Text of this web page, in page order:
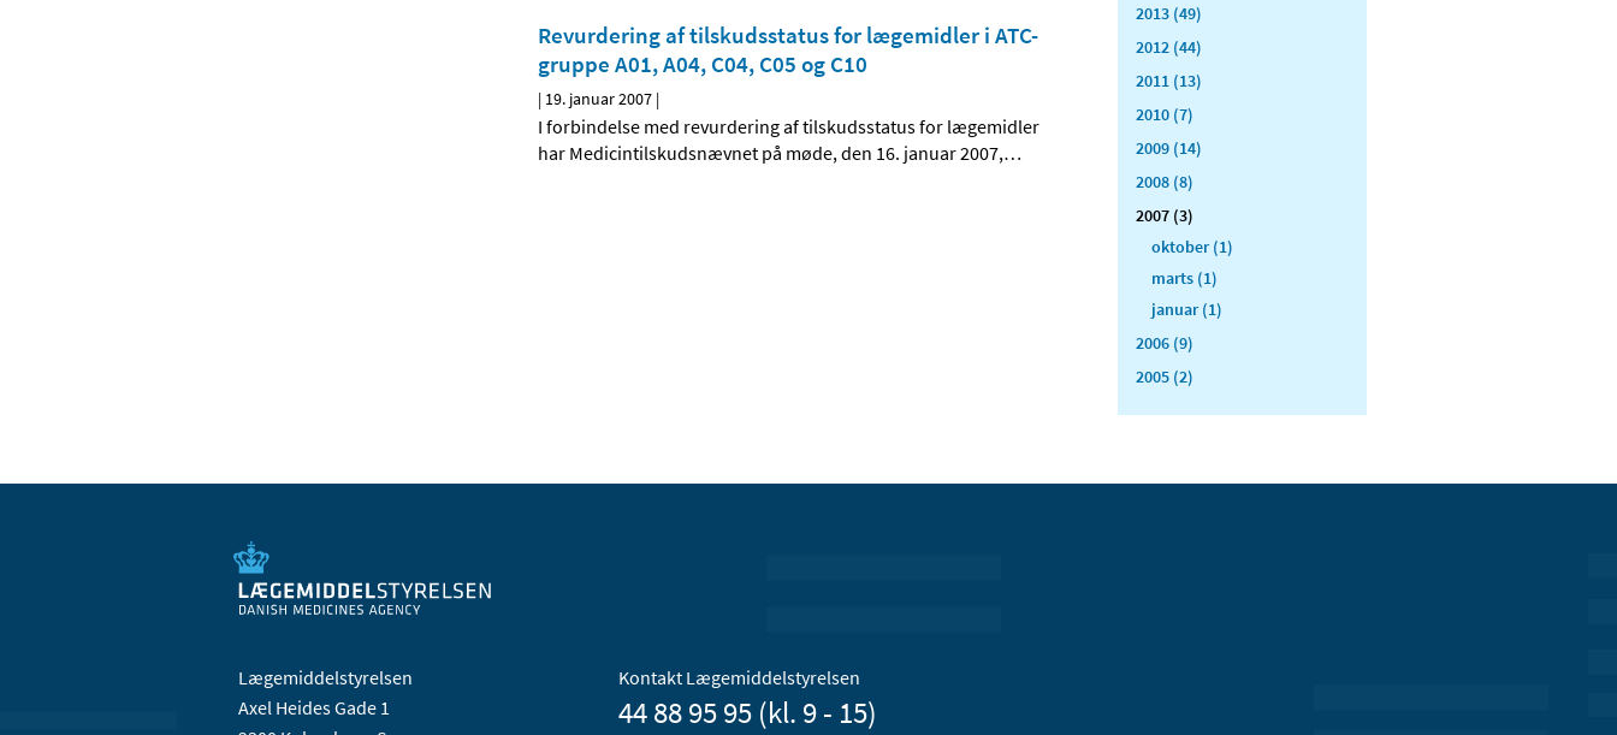
Revurdering af tilskudsstatus for lægemidler i ATC-
gruppe A01, A04, C04, C05 og C10
| 19. januar 2007 |
I forbindelse med revurdering af tilskudsstatus for lægemidler
har Medicintilskudsnævnet på møde, den 16. januar 2007,…
2013 (49)
2012 (44)
2011 (13)
2010 (7)
2009 (14)
2008 (8)
2007 (3)
oktober (1)
marts (1)
januar (1)
2006 (9)
2005 (2)
Lægemiddelstyrelsen
Axel Heides Gade 1
Kontakt Lægemiddelstyrelsen
44 88 95 95 (kl. 9 - 15)